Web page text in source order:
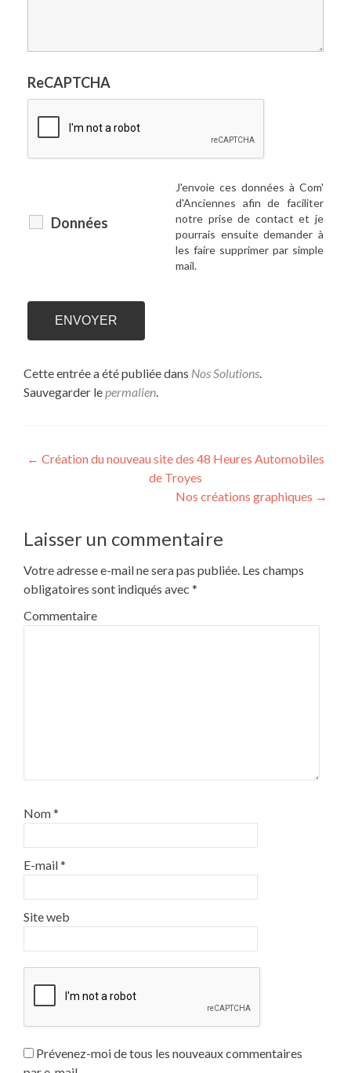
ReCAPTCHA
Données
J'envoie ces données à Com'
d'Anciennes afin de faciliter
notre prise de contact et je
pourrais ensuite demander à
les faire supprimer par simple
mail.
Cette entrée a été publiée dans Nos Solutions.
Sauvegarder lepermalien.
Navigation
← Création du nouveau site des 48 Heures Automobiles
de Troyes
Nos créations graphiques →
Laisser un commentaire
Votre adresse e-mail ne sera pas publiée. Les champs
obligatoires sont indiqués avec *
Commentaire
Nom*
E-mail*
Site web
Prévenez-moi de tous les nouveaux commentaires